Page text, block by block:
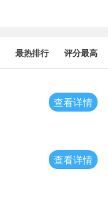
最热排行 评分最高
查看详情
查看详情